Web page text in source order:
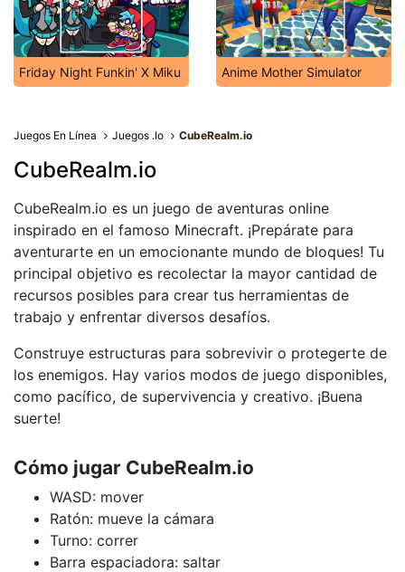
Friday Night Funkin' X Miku Anime Mother Simulator
Juegos En Línea Juegos .Io CubeRealm.io
CubeRealm.io
CubeRealm.io es un juego de aventuras online
inspirado en el famoso Minecraft. ¡Prepárate para
aventurarte en un emocionante mundo de bloques! Tu
principal objetivo es recolectar la mayor cantidad de
recursos posibles para crear tus herramientas de
trabajo y enfrentar diversos desafíos.
Construye estructuras para sobrevivir o protegerte de
los enemigos. Hay varios modos de juego disponibles,
como pacífico, de supervivencia y creativo. ¡Buena
suerte!
Cómo jugar CubeRealm.io
WASD: mover
Ratón: mueve la cámara
Turno: correr
Barra espaciadora: saltar